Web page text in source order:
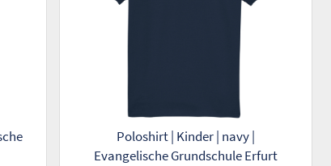
Poloshirt | Kinder | navy |
Evangelische Grundschule Erfurt